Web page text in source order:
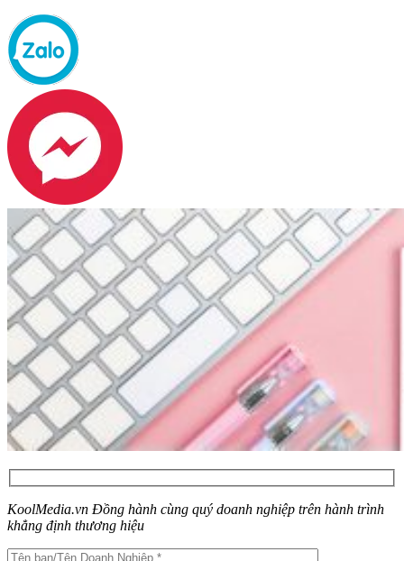
KoolMedia.vn Đồng hành cùng quý doanh nghiệp trên hành trình
khẳng định thương hiệu